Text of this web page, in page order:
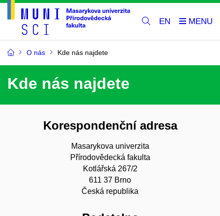
EN
O nás Kde nás najdete
Kde nás najdete
Korespondenční adresa
Masarykova univerzita
Přírodovědecká fakulta
Kotlářská 267/2
611 37 Brno
Česká republika